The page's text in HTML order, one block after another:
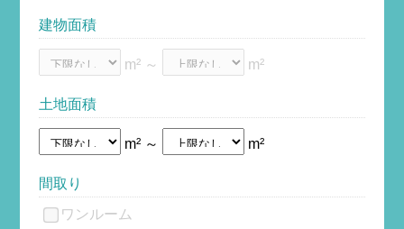
建物面積
m² ～ m²
土地面積
m² ～ m²
間取り
ワンルーム